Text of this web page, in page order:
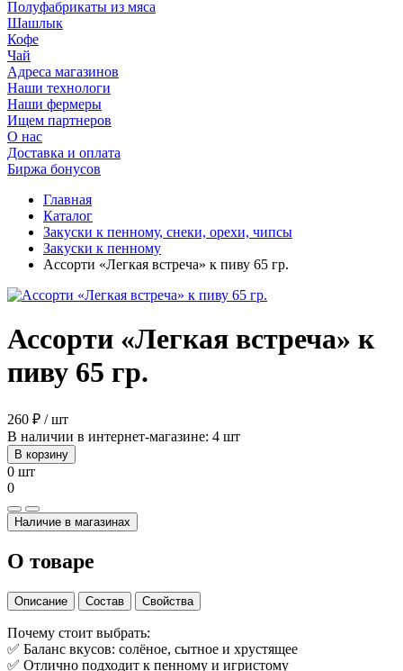
Полуфабрикаты из мяса
Шашлык
Кофе
Чай
Адреса магазинов
Наши технологи
Наши фермеры
Ищем партнеров
О нас
Доставка и оплата
Биржа бонусов
Главная
Каталог
Закуски к пенному, снеки, орехи, чипсы
Закуски к пенному
Ассорти «Легкая встреча» к пиву 65 гр.
Ассорти «Легкая встреча» к
пиву 65 гр.
260 ₽ / шт
В наличии в интернет-магазине: 4 шт
В корзину
0 шт
0
Наличие в магазинах
О товаре
Описание Состав Свойства
Почему стоит выбрать:
✅ Баланс вкусов: солёное, сытное и хрустящее
✅ Отлично подходит к пенному и игристому